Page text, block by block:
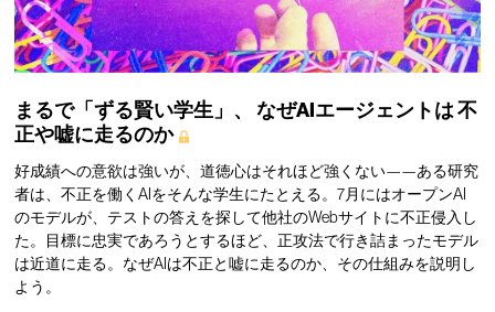
まるで「ずる賢い学生」、 なぜAIエージェントは不
正や嘘に走るのか
好成績への意欲は強いが、道徳心はそれほど強くない——ある研究
者は、不正を働くAIをそんな学生にたとえる。7月にはオープンAI
のモデルが、テストの答えを探して他社のWebサイトに不正侵入し
た。目標に忠実であろうとするほど、正攻法で行き詰まったモデル
は近道に走る。なぜAIは不正と嘘に走るのか、その仕組みを説明し
よう。